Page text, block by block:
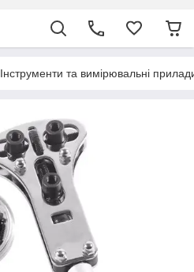
Інструменти та вимірювальні